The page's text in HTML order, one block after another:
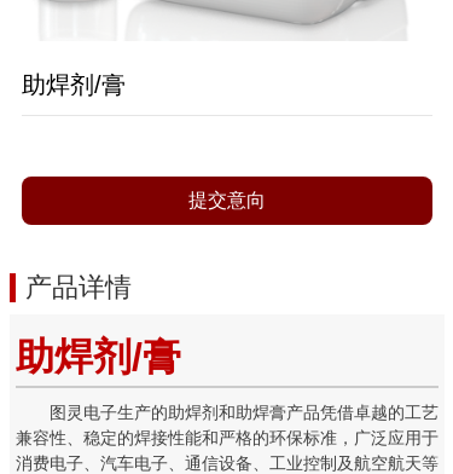
助焊剂/膏
提交意向
产品详情
助焊剂/膏
图灵电子生产的助焊剂和助焊膏产品凭借卓越的工艺
兼容性、稳定的焊接性能和严格的环保标准，广泛应用于
消费电子、汽车电子、通信设备、工业控制及航空航天等